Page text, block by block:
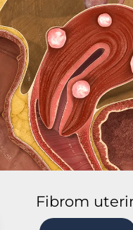
Fibrom